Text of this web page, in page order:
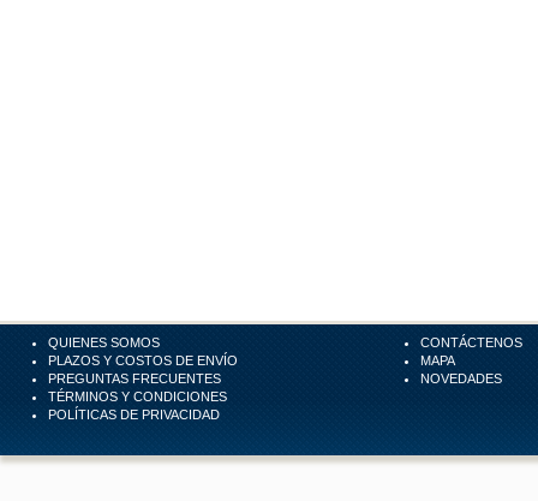
QUIENES SOMOS
PLAZOS Y COSTOS DE ENVÍO
PREGUNTAS FRECUENTES
TÉRMINOS Y CONDICIONES
POLÍTICAS DE PRIVACIDAD
CONTÁCTENOS
MAPA
NOVEDADES